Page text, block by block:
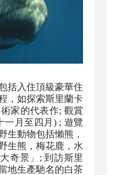
括入住頂級豪華住
，如探索斯里蘭卡
家的代表作; 觀賞
一月至四月) ; 遊覽
生動物包括懶熊，
生熊，梅花鹿，水
奇景」; 到訪斯里
地生產馳名的白茶